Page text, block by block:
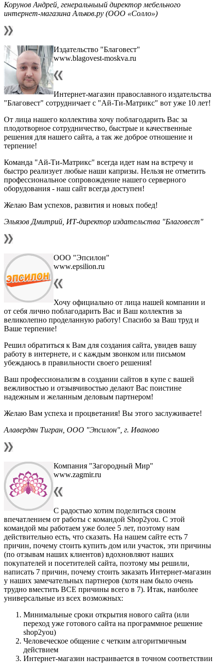
Корунов Андрей, генеральныый директор мебельного
интернет-магазина Альков.ру (ООО «Солло»)
Издательство "Благовест"
www.blagovest-moskva.ru
Интернет-магазин православного издательства
"Благовест" сотрудничает с "Ай-Ти-Матрикс" вот уже 10 лет!
От лица нашего коллектива хочу поблагодарить Вас за
плодотворное сотрудничество, быстрые и качественные
решения для нашего сайта, а так же доброе отношение и
терпение!
Команда "Ай-Ти-Матрикс" всегда идет нам на встречу и
быстро реализует любые наши капризы. Нельзя не отметить
профессиональное сопровождение нашего серверного
оборудования - наш сайт всегда доступен!
Желаю Вам успехов, развития и новых побед!
Эльязов Дмитрий, ИТ-директор издательства "Благовест"
ООО "Эпсилон"
www.epsilion.ru
Хочу официально от лица нашей компании и
от себя лично поблагодарить Вас и Ваш коллектив за
великолепно проделанную работу! Спасибо за Ваш труд и
Ваше терпение!
Решил обратиться к Вам для создания сайта, увидев вашу
работу в интернете, и с каждым звонком или письмом
убеждаюсь в правильности своего решения!
Ваш профессионализм в создании сайтов в купе с вашей
вежливостью и отзывчивостью делают Вас поистине
надежным и желанным деловым партнером!
Желаю Вам успеха и процветания! Вы этого заслуживаете!
Алавердян Тигран, ООО "Эпсилон", г. Иваново
Компания "Загородный Мир"
www.zagmir.ru
С радостью хотим поделиться своим
впечатлением от работы с командой Shop2you. С этой
командой мы работаем уже более 5 лет, поэтому нам
действительно есть, что сказать. На нашем сайте есть 7
причин, почему стоить купить дом или участок, эти причины
(по отзывам наших клиентов) вдохновляют наших
покупателей и посетителей сайта, поэтому мы решили,
написать 7 причин, почему стоить заказать Интернет-магазин
у наших замечательных партнеров (хотя нам было очень
трудно вместить ВСЕ причины всего в 7). Итак, наиболее
универсальные из всех возможных:
Минимальные сроки открытия нового сайта (или
переход уже готового сайта на программное решение
shop2you)
Человеческое общение с четким алгоритмичным
действием
Интернет-магазин настраивается в точном соответствии